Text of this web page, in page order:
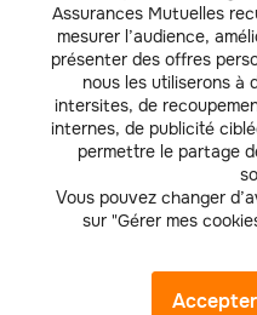
Assurances Mutuelles
mesurer l’audience,
présenter des offres
nous les utiliserons à
intersites, de
internes, de publicité
permettre le partage
Vous pouvez changer
sur "Gérer mes
Le versement d’une rente
Si vous devenez dépendant
rente viagère.
Document d'information :
Transparence des frais Groupama